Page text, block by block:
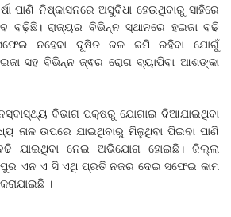
ପାଣି ନିଷ୍କାସନରେ ଅସୁବିଧା ହେଉଥିବାରୁ ସାହିରେ
ବଢ଼ିଛି। ରାଜ୍ୟର ବିଭିନ୍ନ ସ୍ଥାନରେ ହଇଜା ବଢି
ସଫେଇ ନହେବା ଦୂଷିତ ଜଳ ଜମି ରହିବା ଯୋଗୁଁ
ସହ ବିଭିନ୍ନ ଜ୍ଵର ରୋଗ ବ୍ୟାପିବା ଆଶଙ୍କା
ବିଭାଗ ପକ୍ଷରୁ ଯୋଗାଇ ଦିଆଯାଇଥିବା
ନାଳ ଉପରେ ଯାଇଥିବାରୁ ମିଳୁଥିବା ପିଇବା ପାଣି
ଯାଇଥିବା ନେଇ ଅଭିଯୋଗ ହୋଇଛି। ଜିଲ୍ଲା
ଏନ ଏ ସି ଏଥି ପ୍ରତି ନଜର ଦେଇ ସଫେଇ କାମ
।